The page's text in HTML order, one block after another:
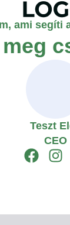
ami segíti
Teszt
CEO